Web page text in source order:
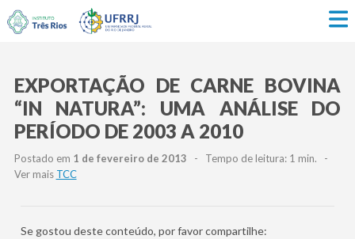
EXPORTAÇÃO DE CARNE BOVINA
“IN NATURA”: UMA ANÁLISE DO
PERÍODO DE 2003 A 2010
Postado em 1 de fevereiro de 2013 - Tempo de leitura: 1 min. -
Ver mais TCC
Se gostou deste conteúdo, por favor compartilhe: